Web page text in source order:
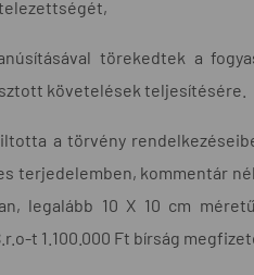
törekedtek a
követelések teljesítésére.
a törvény
terjedelemben, kommentár
legalább 10 X 10 cm
t 1.100.000 Ft bírság